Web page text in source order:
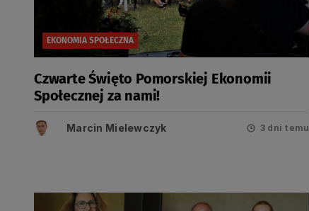
EKONOMIA SPOŁECZNA
Czwarte Święto Pomorskiej Ekonomii
Społecznej za nami!
Marcin Mielewczyk 3 dni temu